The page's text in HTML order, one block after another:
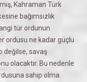
Kahraman Türk
bağımsızlık
tür ordunun
ordusu ne kadar güçlü
değilse, savaş
olacaktır. Bu nedenle
sahip olma